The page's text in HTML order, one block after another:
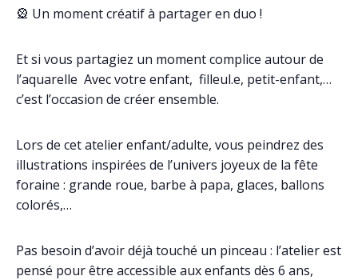
🎡 Un moment créatif à partager en duo !
Et si vous partagiez un moment complice autour de
l’aquarelle Avec votre enfant, filleul.e, petit-enfant,…
c’est l’occasion de créer ensemble.
Lors de cet atelier enfant/adulte, vous peindrez des
illustrations inspirées de l’univers joyeux de la fête
foraine : grande roue, barbe à papa, glaces, ballons
colorés,…
Pas besoin d’avoir déjà touché un pinceau : l’atelier est
pensé pour être accessible aux enfants dès 6 ans,